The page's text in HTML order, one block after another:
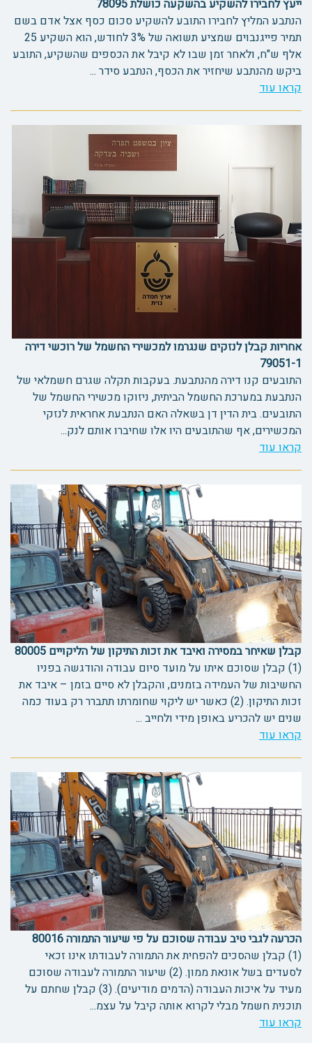
ייעץ לחבירו להשקיע בהשקעה כושלת 78095
הנתבע המליץ לחבירו התובע להשקיע סכום כסף אצל אדם בשם
תמיר פייגנבוים שמציע תשואה של 3% לחודש, הוא השקיע 25
אלף ש"ח, ולאחר זמן שבו לא קיבל את הכספים שהשקיע, התובע
ביקש מהנתבע שיחזיר את הכסף, הנתבע סידר ...
קראו עוד
אחריות קבלן לנזקים שנגרמו למכשירי החשמל של רוכשי דירה
79051-1
התובעים קנו דירה מהנתבעת. בעקבות תקלה שגרם חשמלאי של
הנתבעת במערכת החשמל הביתית, ניזוקו מכשירי החשמל של
התובעים. בית הדין דן בשאלה האם הנתבעת אחראית לנזקי
המכשירים, אף שהתובעים היו אלו שחיברו אותם לנק...
קראו עוד
קבלן שאיחר במסירה ואיבד את זכות התיקון של הליקויים 80005
(1) קבלן שסוכם איתו על מועד סיום עבודה והודגשה בפניו
החשיבות של העמידה בזמנים, והקבלן לא סיים בזמן – איבד את
זכות התיקון. (2) כאשר יש ליקוי שחומרתו תתברר רק בעוד כמה
שנים יש להכריע באופן מידי ולחייב ...
קראו עוד
הכרעה לגבי טיב עבודה שסוכם על פי שיעור התמורה 80016
(1) קבלן שהסכים להפחית את התמורה לעבודתו אינו זכאי
לסעדים בשל אונאת ממון. (2) שיעור התמורה לעבודה שסוכם
מעיד על איכות העבודה (הדמים מודיעים). (3) קבלן שחתם על
תוכנית חשמל מבלי לקרוא אותה קיבל על עצמ...
קראו עוד